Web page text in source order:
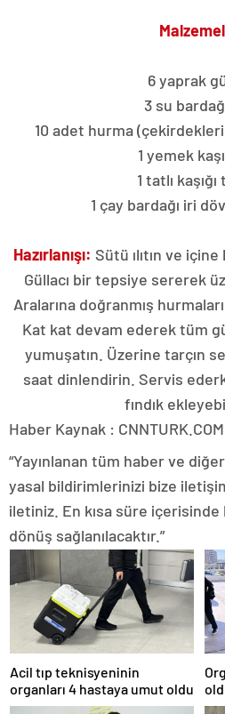
6 yaprak
3 su
10 adet hurma (çekirdekleri
1 yemek
1 tatlı kaşığı
1 çay bardağı iri
Hazırlanışı: Sütü ılıtın ve
Güllacı bir tepsiye sererek
Aralarına doğranmış
Kat kat devam ederek tüm
yumuşatın. Üzerine tarçın
saat dinlendirin. Servis
fındık
Haber Kaynak : CNNTURK.COM
“Yayınlanan tüm haber ve
yasal bildirimlerinizi bize
iletiniz. En kısa süre
dönüş sağlanılacaktır.”
Acil tıp teknisyeninin
organları 4 hastaya umut oldu